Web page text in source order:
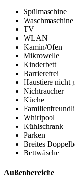
Spülmaschine
Waschmaschine
TV
WLAN
Kamin/Ofen
Mikrowelle
Kinderbett
Barrierefrei
Haustiere nicht
Nichtraucher
Küche
Whirlpool
Kühlschrank
Parken
Breites
Bettwäsche
Außenbereiche